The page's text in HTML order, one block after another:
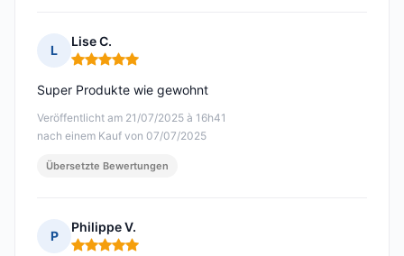
L
Lise C.
Hinweis: 5 von 5
Veröffentlicht am 21/07/2025 à 16h41
nach einem Kauf von 07/07/2025
Super Produkte wie gewohnt
Übersetzte Bewertungen
P
Philippe V.
Hinweis: 5 von 5